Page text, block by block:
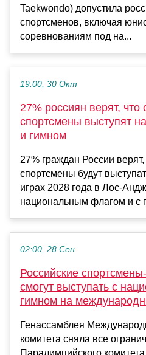
Taekwondo) допустила
спортсменов, включая
соревнованиям под на...
19:00, 30 Окт
27% россиян верят, что
спортсмены выступят
и гимном
27% граждан России
спортсмены будут
играх 2028 года в Лос-
национальным флагом и с
02:00, 28 Сен
Российские
смогут выступать с
гимном на
Генассамблея
комитета сняла все
Паралимпийского